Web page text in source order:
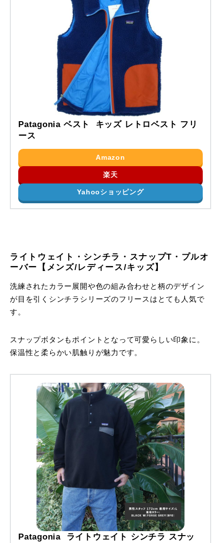
Patagonia ベスト キッズ レトロベスト フリ
ース
Amazon
楽天
Yahooショッピング
ライトウェイト・シンチラ・スナップT・プルオ
ーバー【メンズ/レディース/キッズ】
洗練されたカラー展開や色の組み合わせと柄のデザイン
が目を引くシンチラシリーズのフリースはとても人気で
す。
スナップボタンもポイントとなって可愛らしい印象に。
保温性と柔らかい肌触りが魅力です。
Patagonia ライトウェイト シンチラ スナッ